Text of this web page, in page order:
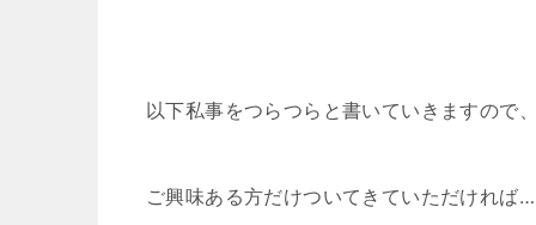
以下私事をつらつらと書いていきますので、
ご興味ある方だけついてきていただければ…